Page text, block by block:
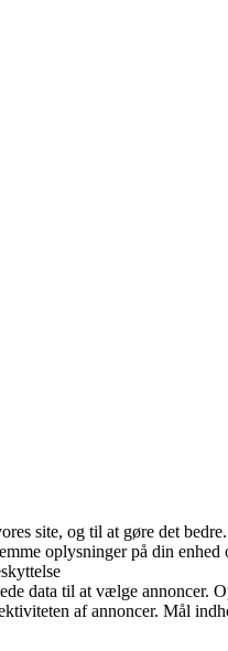
site, og til at gøre det bedre.
oplysninger på din
data til at vælge
af annoncer. Mål